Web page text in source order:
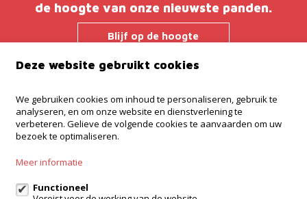
de hoogte van onze nieuwste panden.
Blijf op de hoogte
Immo Troef
Brusselsesteenweg 38
9280 Lebbeke
info@immotroef.be
Deze website gebruikt cookies
We gebruiken cookies om inhoud te personaliseren, gebruik te
analyseren, en om onze website en dienstverlening te
verbeteren. Gelieve de volgende cookies te aanvaarden om uw
bezoek te optimaliseren.
Meer informatie
Functioneel